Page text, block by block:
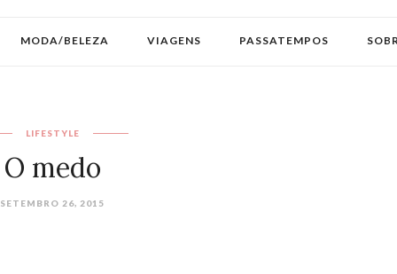
MODA/BELEZA VIAGENS PASSATEMPOS
LIFESTYLE
O medo
SETEMBRO 26, 2015